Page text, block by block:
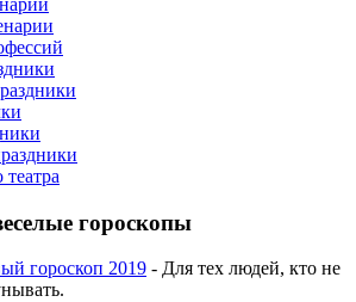
гороскопы
гороскоп 2019 - Для тех людей, кто не